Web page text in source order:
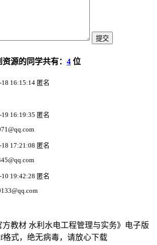
源的同学共有： 4 位
16:15:14 匿名
16:19:35 匿名
17:21:08 匿名
19:42:28 匿名
教材 水利水电工程管理与实务》电子版
格式，绝无病毒，请放心下载